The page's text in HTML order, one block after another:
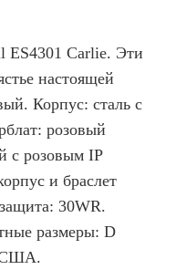
ES4301 Carlie. Эти
настоящей
Корпус: сталь с
розовый
с розовым IP
и браслет
30WR.
размеры: D
США.